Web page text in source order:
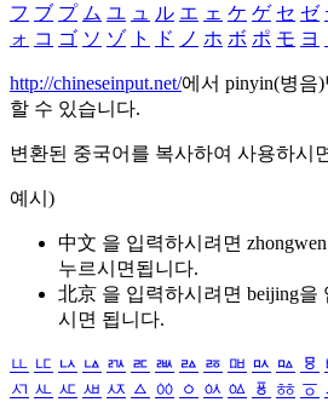
フ ブ プ ム ユ ュ ル エ ェ ケ ゲ セ ゼ
ォ コ ゴ ソ ゾ ト ド ノ ホ ボ ポ モ ヨ
http://chineseinput.net/에서 pinyin(병음
할 수 있습니다.
변환된 중국어를 복사하여 사용하시
예시)
中文 을 입력하시려면 zhongwen
누르시면됩니다.
北京 을 입력하시려면 beijing을
시면 됩니다.
ㅥ ㅦ ㅧ ㅨ ㅩ ㅪ ㅫ ㅬ ㅭ ㅮ ㅯ ㅰ ㅱ
ㅺ ㅻ ㅼ ㅽ ㅾ ㅿ ㆀ ㆁ ㆂ ㆃ ㆄ ㆅ ㆆ